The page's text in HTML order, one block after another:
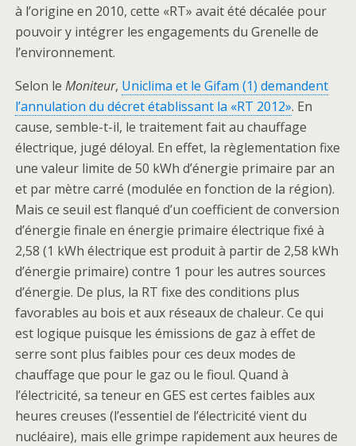
à l’origine en 2010, cette «RT» avait été décalée pour
pouvoir y intégrer les engagements du Grenelle de
l’environnement.
Selon le Moniteur, Uniclima et le Gifam (1) demandent
l’annulation du décret établissant la «RT 2012». En
cause, semble-t-il, le traitement fait au chauffage
électrique, jugé déloyal. En effet, la règlementation fixe
une valeur limite de 50 kWh d’énergie primaire par an
et par mètre carré (modulée en fonction de la région).
Mais ce seuil est flanqué d’un coefficient de conversion
d’énergie finale en énergie primaire électrique fixé à
2,58 (1 kWh électrique est produit à partir de 2,58 kWh
d’énergie primaire) contre 1 pour les autres sources
d’énergie. De plus, la RT fixe des conditions plus
favorables au bois et aux réseaux de chaleur. Ce qui
est logique puisque les émissions de gaz à effet de
serre sont plus faibles pour ces deux modes de
chauffage que pour le gaz ou le fioul. Quand à
l’électricité, sa teneur en GES est certes faibles aux
heures creuses (l’essentiel de l’électricité vient du
nucléaire), mais elle grimpe rapidement aux heures de